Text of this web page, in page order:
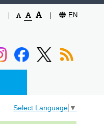
EN
Select Language ▼